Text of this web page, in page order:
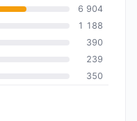
6 904
1 188
390
239
350